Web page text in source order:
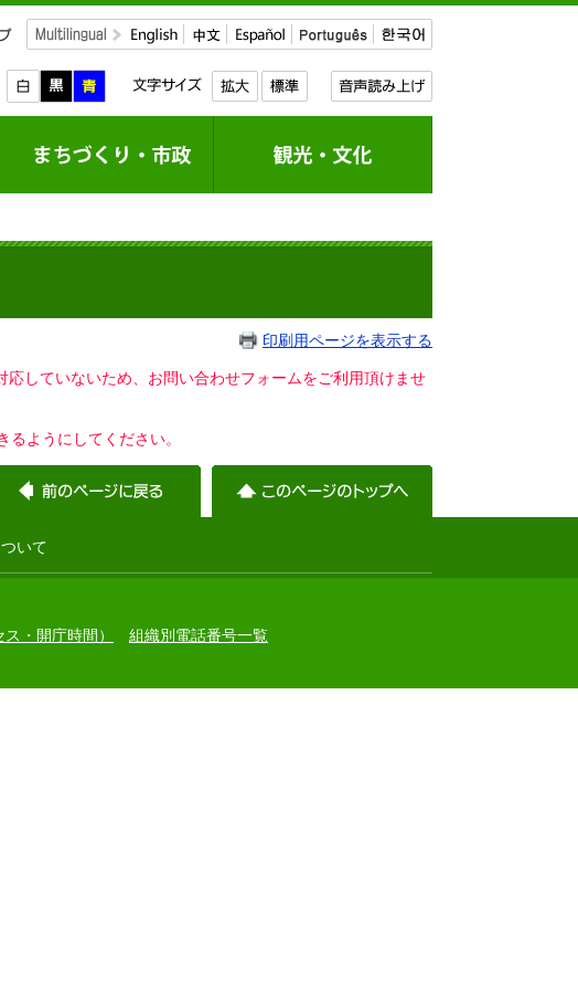
印刷用ページを表示する
していないため、お問い合わせフォームをご利用頂けませ
ようにしてください。
いて
ス・開庁時間） 組織別電話番号一覧